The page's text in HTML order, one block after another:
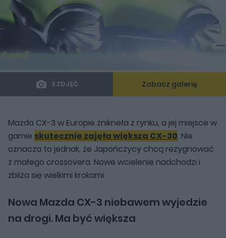
3 ZDJĘĆ Zobacz galerię
Mazda CX-3 w Europie znikneła z rynku, a jej miejsce w
gamie skutecznie zajęła większa CX-30. Nie
oznacza to jednak, że Japończycy chcą rezygnować
z małego crossovera. Nowe wcielenie nadchodzi i
zbliża się wielkimi krokami.
Nowa Mazda CX-3 niebawem wyjedzie
na drogi. Ma być większa